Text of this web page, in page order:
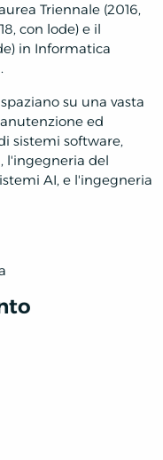
Triennale (2016,
con lode) e il
in Informatica
su una vasta
ed
sistemi software,
l'ingegneria del
AI, e l'ingegneria